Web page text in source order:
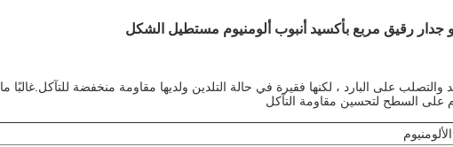
جدار رقيق مربع بأكسيد أنبوب ألومنيوم مستطيل الشكل
والتصلب على البارد ، لكنها فقيرة في حالة التلدين ولديها مقاومة منخفضة للتآكل.غالبًا ما
على السطح لتحسين مقاومة التآكل